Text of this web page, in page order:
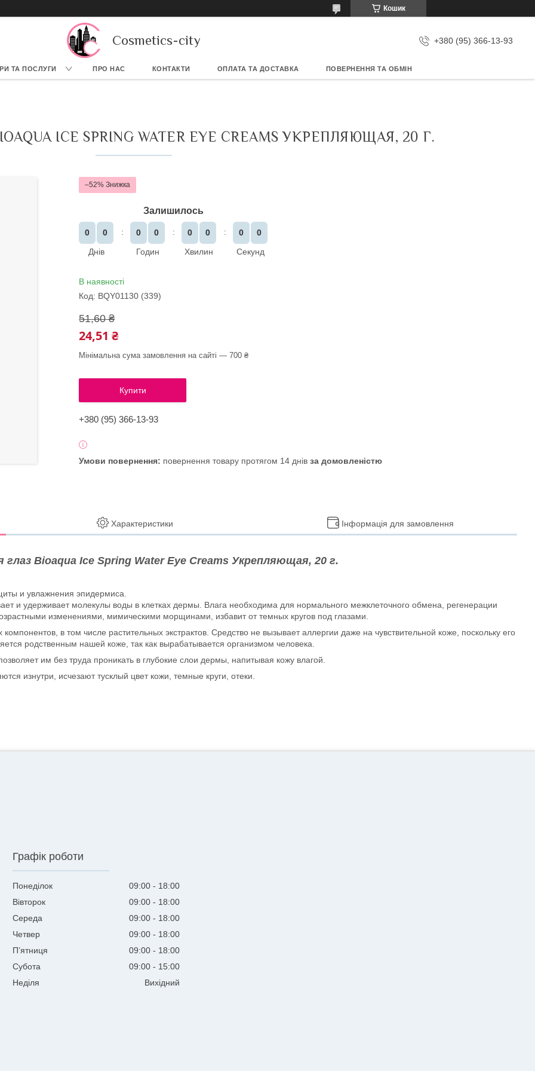
Кошик
Cosmetics-city +380 (95) 366-13-93
ТА ПОСЛУГИ ПРО НАС КОНТАКТИ ОПЛАТА ТА ДОСТАВКА ПОВЕРНЕННЯ ТА ОБМІН
ICE SPRING WATER EYE CREAMS УКРЕПЛЯЮЩАЯ, 20 Г.
–52%
Залишилось
0
0
Днів
0
0
Годин
0
0
Хвилин
0
0
Секунд
В наявності
Код: BQY01130 (339)
51,60 ₴
24,51 ₴
Мінімальна сума замовлення на сайті — 700 ₴
Купити
+380 (95) 366-13-93
повернення товару протягом 14 днів за домовленістю
Характеристики Інформація для замовлення
глаз Bioaqua Ice Spring Water Eye Creams Укрепляющая, 20 г.
и увлажнения эпидермиса.
и удерживает молекулы воды в клетках дермы. Влага необходима для нормального межклеточного обмена, регенерации
изменениями, мимическими морщинами, избавит от темных кругов под глазами.
в том числе растительных экстрактов. Средство не вызывает аллергии даже на чувствительной коже, поскольку его
родственным нашей коже, так как вырабатывается организмом человека.
им без труда проникать в глубокие слои дермы, напитывая кожу влагой.
изнутри, исчезают тусклый цвет кожи, темные круги, отеки.
Графік роботи
Понеділок 09:00
18:00
Вівторок
09:00
18:00
Середа
09:00
18:00
Четвер
09:00
18:00
Пʼятниця
09:00
18:00
Субота
09:00
15:00
Неділя
Вихідний